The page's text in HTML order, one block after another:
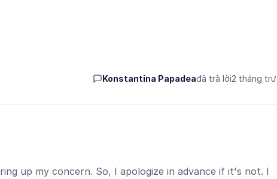
Konstantina Papadeađã trả lời2 tháng
up my concern. So, I apologize in advance if it's not. I